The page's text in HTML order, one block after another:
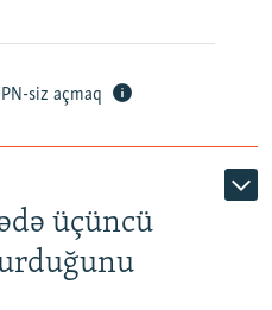
siz açmaq
üçüncü